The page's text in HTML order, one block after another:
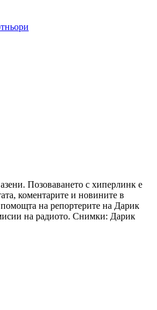
Позоваването с хиперлинк е
коментарите и новините в
на репортерите на Дарик
на радиото. Снимки: Дарик